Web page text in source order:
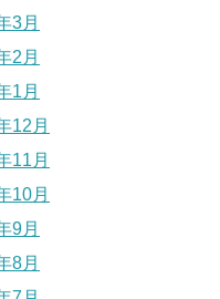
3月
2月
1月
12月
11月
10月
9月
8月